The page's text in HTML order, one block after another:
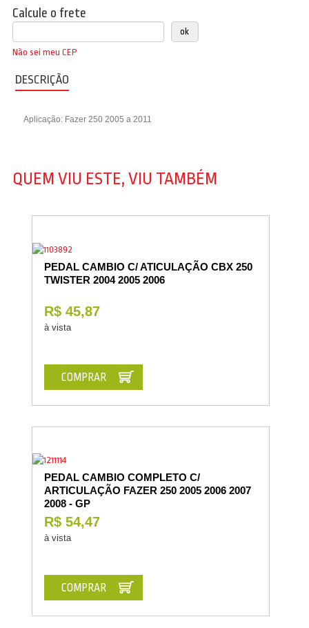
Calcule o frete
Não sei meu CEP
DESCRIÇÃO
Aplicação: Fazer 250 2005 a 2011
QUEM VIU ESTE, VIU TAMBÉM
PEDAL CAMBIO C/ ATICULAÇÃO CBX 250
TWISTER 2004 2005 2006
R$ 45,87
à vista
COMPRAR
PEDAL CAMBIO COMPLETO C/
ARTICULAÇÃO FAZER 250 2005 2006 2007
2008 - GP
R$ 54,47
à vista
COMPRAR